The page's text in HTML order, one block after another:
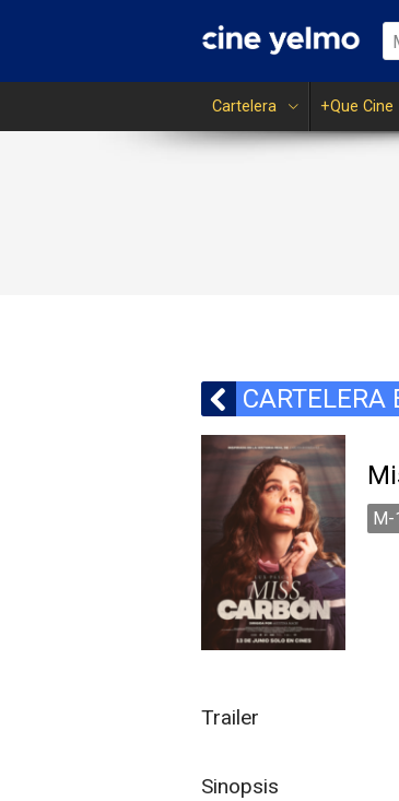
Cartelera +Que Cine
CARTELERA
M-
Trailer
Sinopsis